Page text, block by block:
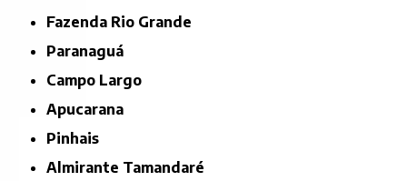
Fazenda Rio Grande
Paranaguá
Campo Largo
Apucarana
Pinhais
Almirante Tamandaré